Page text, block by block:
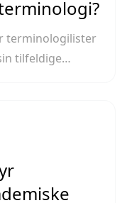
terminologilister
tilfeldige